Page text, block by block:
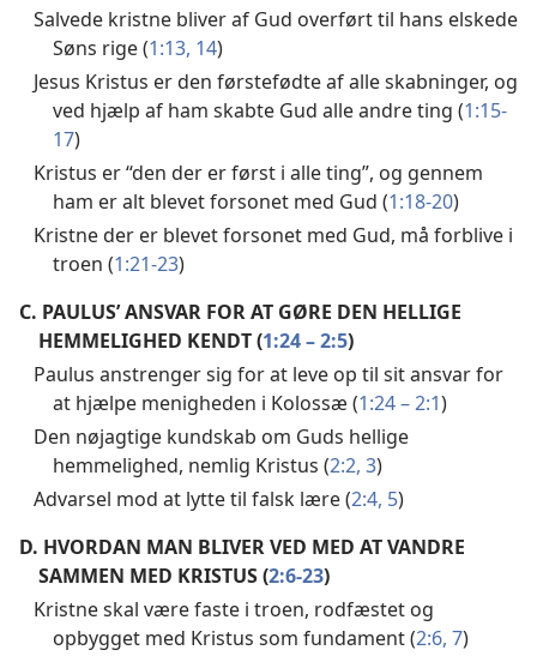
Salvede kristne bliver af Gud overført til hans elskede
Søns rige (1:13, 14)
Jesus Kristus er den førstefødte af alle skabninger, og
ved hjælp af ham skabte Gud alle andre ting (1:15-
17)
Kristus er “den der er først i alle ting”, og gennem
ham er alt blevet forsonet med Gud (1:18-20)
Kristne der er blevet forsonet med Gud, må forblive i
troen (1:21-23)
C. PAULUS’ ANSVAR FOR AT GØRE DEN HELLIGE
HEMMELIGHED KENDT (1:24 – 2:5)
Paulus anstrenger sig for at leve op til sit ansvar for
at hjælpe menigheden i Kolossæ (1:24 – 2:1)
Den nøjagtige kundskab om Guds hellige
hemmelighed, nemlig Kristus (2:2, 3)
Advarsel mod at lytte til falsk lære (2:4, 5)
D. HVORDAN MAN BLIVER VED MED AT VANDRE
SAMMEN MED KRISTUS (2:6-23)
Kristne skal være faste i troen, rodfæstet og
opbygget med Kristus som fundament (2:6, 7)